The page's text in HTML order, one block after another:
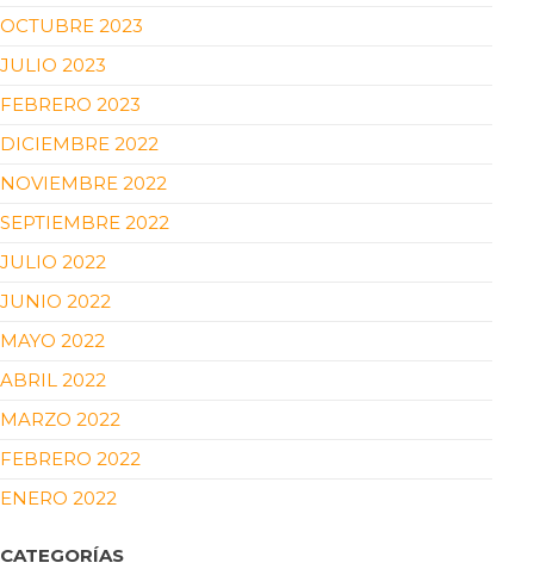
OCTUBRE 2023
JULIO 2023
FEBRERO 2023
DICIEMBRE 2022
NOVIEMBRE 2022
SEPTIEMBRE 2022
JULIO 2022
JUNIO 2022
MAYO 2022
ABRIL 2022
MARZO 2022
FEBRERO 2022
ENERO 2022
CATEGORÍAS